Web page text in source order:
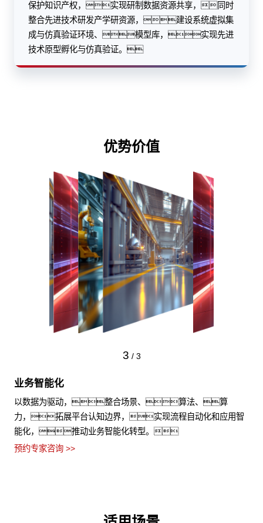
保护知识产权，实现研制数据资源共享，同时
整合先进技术研发产学研资源，建设系统虚拟集
成与仿真验证环境、模型库，实现先进
技术原型孵化与仿真验证。
优势价值
3 / 3
业务智能化
以数据为驱动，整合场景、算法、算
力，拓展平台认知边界，实现流程自动化和应用智
能化，推动业务智能化转型。
预约专家咨询 >>